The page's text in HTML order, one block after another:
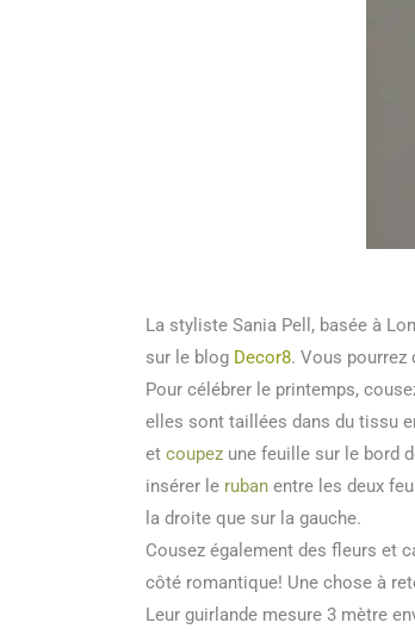
La styliste Sania Pell, basée à
sur le blog Decor8. Vous
Pour célébrer le printemps,
elles sont taillées dans du tissu
et coupez une feuille sur le bord
insérer le ruban entre les deux
la droite que sur la gauche.
Cousez également des fleurs et
côté romantique! Une chose à
Leur guirlande mesure 3 mètre